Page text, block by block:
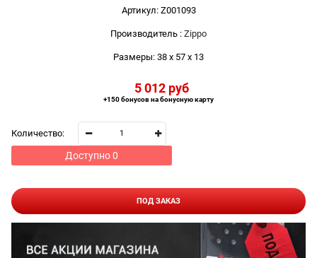
Артикул: Z001093
Производитель : Zippo
Размеры: 38 x 57 x 13
5 012 руб
+150 бонусов на бонусную карту
Количество:
Доступно0
ПОД ЗАКАЗ